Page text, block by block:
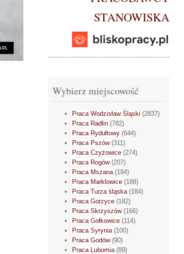
STANOWISKA
Wybierz miejscowość
Praca Wodzisław Śląski (2837)
Praca Radlin (782)
Praca Rydułtowy (644)
Praca Pszów(311)
Praca Czyżowice (274)
Praca Rogów(207)
Praca Mszana(194)
Praca Marklowice (188)
Praca Turza śląska(184)
Praca Gorzyce (182)
Praca Skrzyszów(166)
Praca Gołkowice (114)
Praca Syrynia(100)
Praca Godów(90)
Praca Lubomia(89)